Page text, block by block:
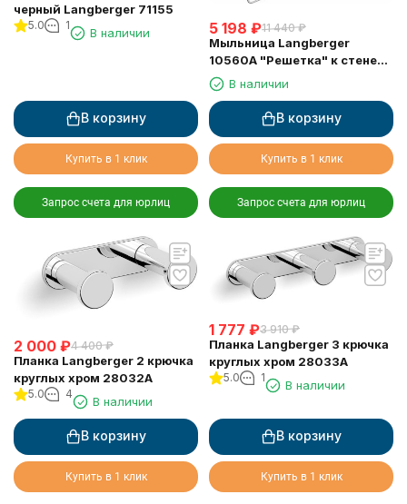
черный Langberger 71155
5.0 1
В наличии
В корзину
Купить в 1 клик
Запрос счета для юрлиц
5 198 ₽11 440 ₽
Мыльница Langberger
10560A "Решетка" к стене
двойная хромированная
В наличии
В корзину
Купить в 1 клик
Запрос счета для юрлиц
2 000 ₽4 400 ₽
Планка Langberger 2 крючка
круглых хром 28032A
5.0 4
В наличии
В корзину
Купить в 1 клик
1 777 ₽3 910 ₽
Планка Langberger 3 крючка
круглых хром 28033A
5.0 1
В наличии
В корзину
Купить в 1 клик